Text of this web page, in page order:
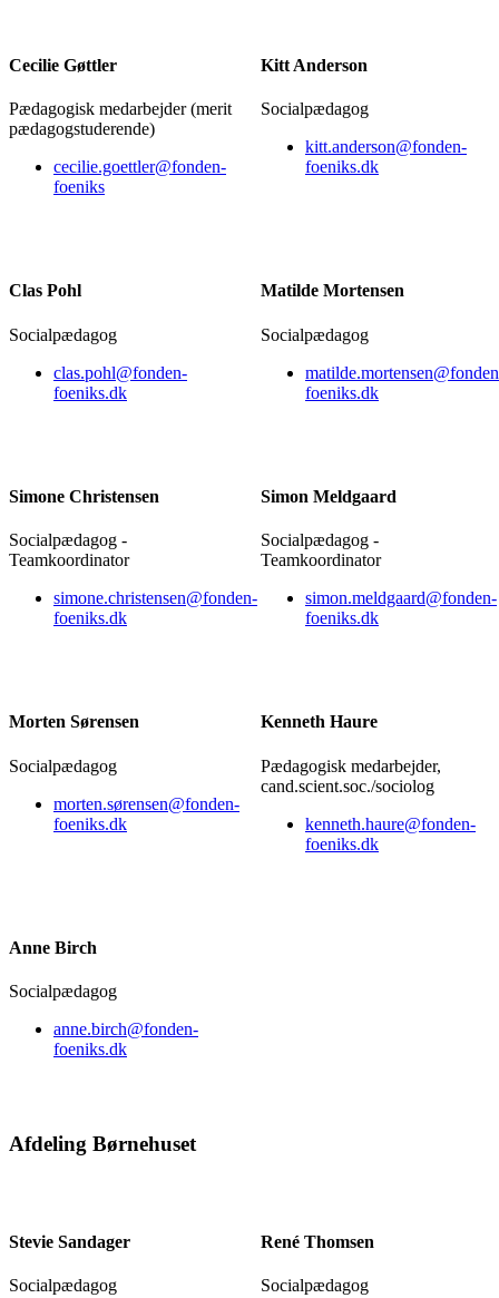
Cecilie Gøttler
Pædagogisk medarbejder (merit
pædagogstuderende)
cecilie.goettler@fonden-
foeniks
Kitt Anderson
Socialpædagog
kitt.anderson@fonden-
foeniks.dk
Clas Pohl
Socialpædagog
clas.pohl@fonden-
foeniks.dk
Matilde Mortensen
Socialpædagog
foeniks.dk
Simone Christensen
Socialpædagog -
Teamkoordinator
simone.christensen@fonden-
foeniks.dk
Simon Meldgaard
Socialpædagog -
Teamkoordinator
simon.meldgaard@fonden-
foeniks.dk
Morten Sørensen
Socialpædagog
morten.sørensen@fonden-
foeniks.dk
Kenneth Haure
Pædagogisk medarbejder,
cand.scient.soc./sociolog
kenneth.haure@fonden-
foeniks.dk
Anne Birch
Socialpædagog
anne.birch@fonden-
foeniks.dk
Afdeling Børnehuset
Stevie Sandager
Socialpædagog
René Thomsen
Socialpædagog